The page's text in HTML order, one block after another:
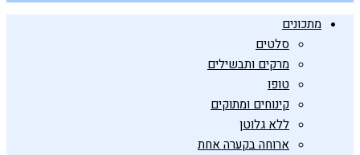
מתכונים
סלטים
מרקים ותבשילים
טופו
קינוחים ומתוקים
ללא גלוטן
ארוחה בקערה אחת